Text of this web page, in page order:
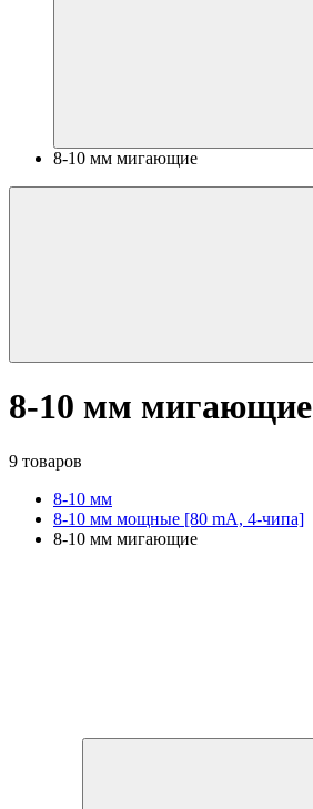
8-10 мм мигающие
8-10 мм мигающие
9 товаров
8-10 мм
8-10 мм мощные [80 mA, 4-чипа]
8-10 мм мигающие